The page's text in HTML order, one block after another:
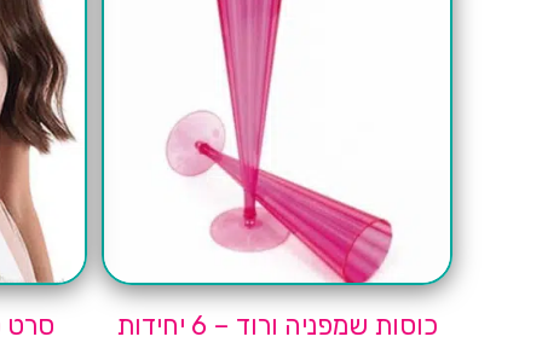
כוסות שמפניה ורוד – 6 יחידות סרט